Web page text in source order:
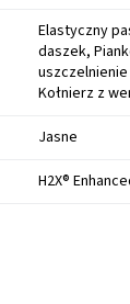
Elastyczny
daszek,
Kołnierz z
Jasne
H2X®